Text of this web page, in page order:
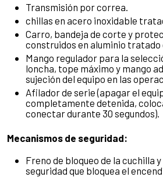
Transmisión por correa.
chillas en acero inoxidable
Carro, bandeja de corte y
construidos en aluminio tratado
Mango regulador para la
loncha, tope máximo y mango
sujeción del equipo en las
Afilador de serie (apagar el
completamente detenida,
conectar durante 30 segundos).
Mecanismos de seguridad:
Freno de bloqueo de la cuchilla
seguridad que bloquea el